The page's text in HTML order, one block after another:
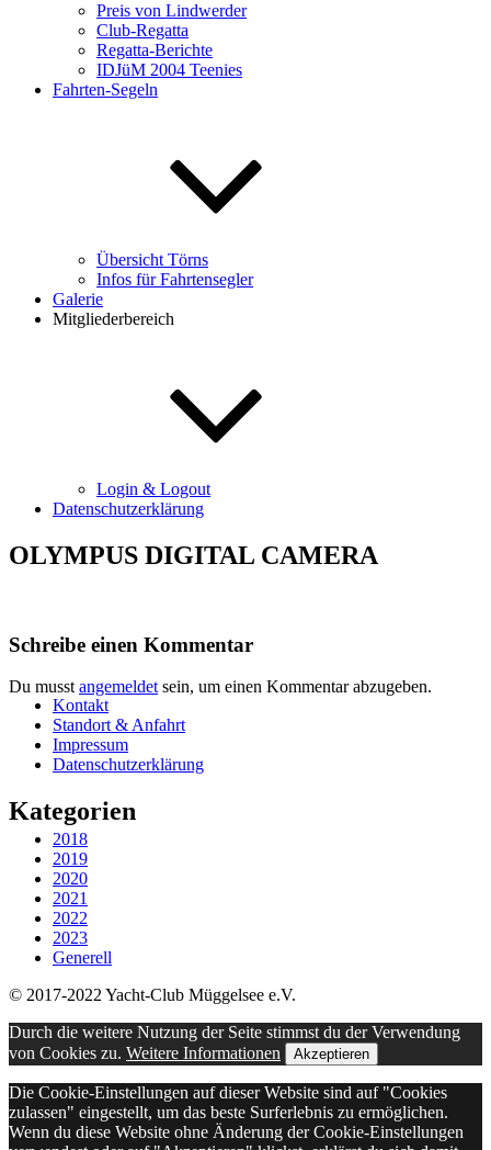
Preis von Lindwerder
Club-Regatta
Regatta-Berichte
IDJüM 2004 Teenies
Fahrten-Segeln
Übersicht Törns
Infos für Fahrtensegler
Galerie
Mitgliederbereich
Login & Logout
Datenschutzerklärung
OLYMPUS DIGITAL CAMERA
Schreibe einen Kommentar
Du musst angemeldet sein, um einen Kommentar abzugeben.
Kontakt
Standort & Anfahrt
Impressum
Datenschutzerklärung
Kategorien
2018
2019
2020
2021
2022
2023
Generell
© 2017-2022 Yacht-Club Müggelsee e.V.
Durch die weitere Nutzung der Seite stimmst du der Verwendung
von Cookies zu. Weitere Informationen Akzeptieren
Die Cookie-Einstellungen auf dieser Website sind auf "Cookies
zulassen" eingestellt, um das beste Surferlebnis zu ermöglichen.
Wenn du diese Website ohne Änderung der Cookie-Einstellungen